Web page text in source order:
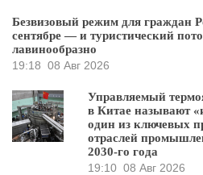
Безвизовый режим для граждан
сентябре — и туристический
лавинообразно
19:18 08 Авг 2026
Управляемый
в Китае называют
один из ключевых
отраслей
2030-го года
19:10 08 Авг 2026